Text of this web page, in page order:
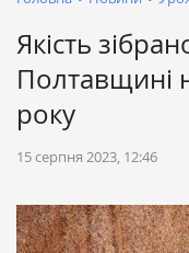
Якість
Полтавщині
року
15 серпня 2023, 12:46